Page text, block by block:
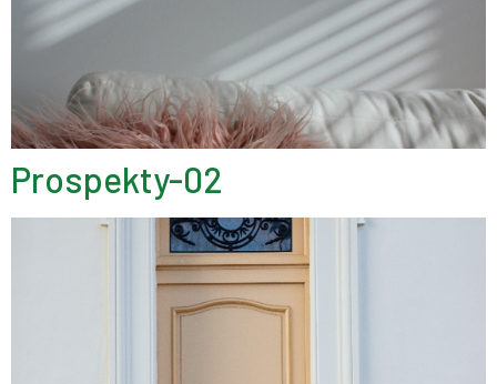
Prospekty-02